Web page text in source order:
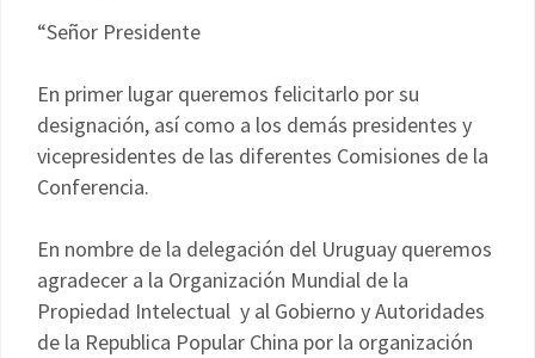
“Señor Presidente
En primer lugar queremos felicitarlo por su
designación, así como a los demás presidentes y
vicepresidentes de las diferentes Comisiones de la
Conferencia.
En nombre de la delegación del Uruguay queremos
agradecer a la Organización Mundial de la
Propiedad Intelectual y al Gobierno y Autoridades
de la Republica Popular China por la organización